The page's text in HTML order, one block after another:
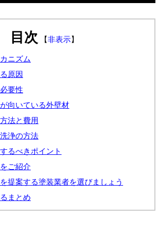
目次 【非表示】
ニズム
原因
要性
向いている外壁材
法と費用
浄の方法
るべきポイント
ご紹介
提案する塗装業者を選びましょう
まとめ